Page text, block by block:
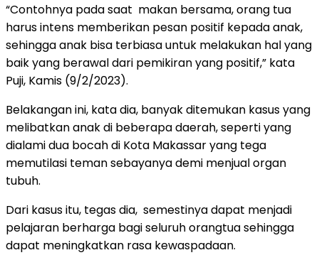
“Contohnya pada saat makan bersama, orang tua
harus intens memberikan pesan positif kepada anak,
sehingga anak bisa terbiasa untuk melakukan hal yang
baik yang berawal dari pemikiran yang positif,” kata
Puji, Kamis (9/2/2023).
Belakangan ini, kata dia, banyak ditemukan kasus yang
melibatkan anak di beberapa daerah, seperti yang
dialami dua bocah di Kota Makassar yang tega
memutilasi teman sebayanya demi menjual organ
tubuh.
Dari kasus itu, tegas dia, semestinya dapat menjadi
pelajaran berharga bagi seluruh orangtua sehingga
dapat meningkatkan rasa kewaspadaan.